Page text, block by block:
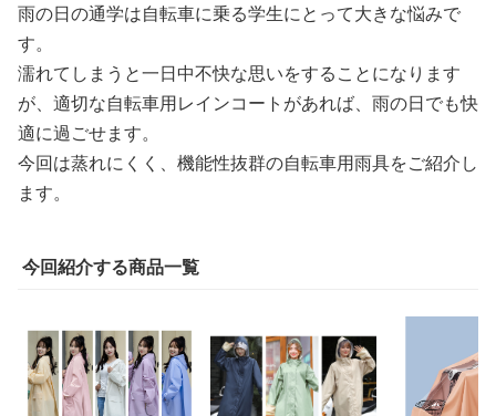
雨の日の通学は自転車に乗る学生にとって大きな悩みで
す。
濡れてしまうと一日中不快な思いをすることになります
が、適切な自転車用レインコートがあれば、雨の日でも快
適に過ごせます。
今回は蒸れにくく、機能性抜群の自転車用雨具をご紹介し
ます。
今回紹介する商品一覧